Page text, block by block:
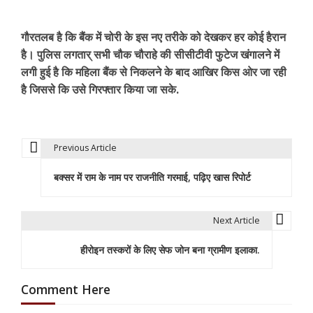
गौरतलब है कि बैंक में चोरी के इस नए तरीके को देखकर हर कोई हैरान
है। पुलिस लगतार् सभी चौक चौराहे की सीसीटीवी फुटेज खंगालने में
लगी हुई है कि महिला बैंक से निकलने के बाद आखिर किस ओर जा रही
है जिससे कि उसे गिरफ्तार किया जा सके.
a
Previous Article
बक्सर में राम के नाम पर राजनीति गरमाई, पढ़िए खास रिपोर्ट
Next Article
हीरोइन तस्करों के लिए सेफ जोन बना ग्रामीण इलाका.
Comment Here